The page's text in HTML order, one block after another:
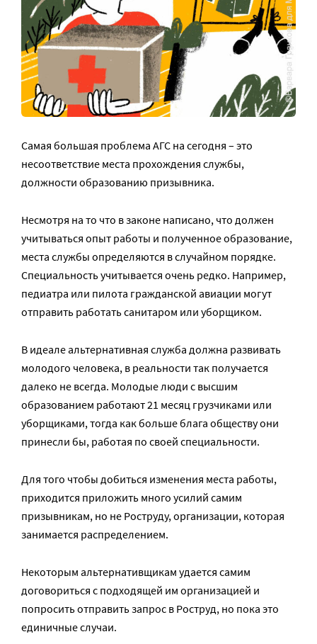
Самая большая проблема АГС на сегодня – это
несоответствие места прохождения службы,
должности образованию призывника.
Несмотря на то что в законе написано, что должен
учитываться опыт работы и полученное образование,
места службы определяются в случайном порядке.
Специальность учитывается очень редко. Например,
педиатра или пилота гражданской авиации могут
отправить работать санитаром или уборщиком.
В идеале альтернативная служба должна развивать
молодого человека, в реальности так получается
далеко не всегда. Молодые люди с высшим
образованием работают 21 месяц грузчиками или
уборщиками, тогда как больше блага обществу они
принесли бы, работая по своей специальности.
Для того чтобы добиться изменения места работы,
приходится приложить много усилий самим
призывникам, но не Роструду, организации, которая
занимается распределением.
Некоторым альтернативщикам удается самим
договориться с подходящей им организацией и
попросить отправить запрос в Роструд, но пока это
единичные случаи.